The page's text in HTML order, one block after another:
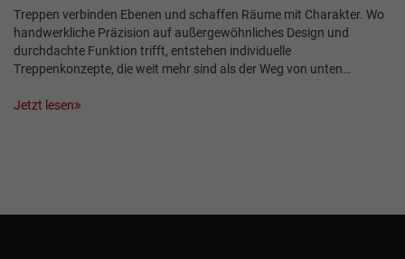
Treppen verbinden Ebenen und schaffen Räume mit Charakter. Wo
handwerkliche Präzision auf außergewöhnliches Design und
durchdachte Funktion trifft, entstehen individuelle
Treppenkonzepte, die weit mehr sind als der Weg von unten…
Jetzt lesen